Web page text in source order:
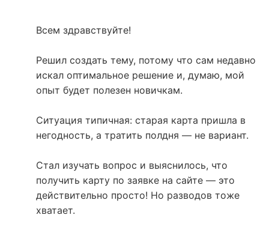
Всем здравствуйте!
Решил создать тему, потому что сам недавно
искал оптимальное решение и, думаю, мой
опыт будет полезен новичкам.
Ситуация типичная: старая карта пришла в
негодность, а тратить полдня — не вариант.
Стал изучать вопрос и выяснилось, что
получить карту по заявке на сайте — это
действительно просто! Но разводов тоже
хватает.